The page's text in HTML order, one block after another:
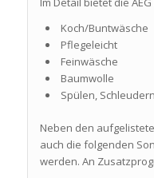
Koch/Buntwäsche
Pflegeleicht
Feinwäsche
Baumwolle
Spülen, Schleudern
Neben den
auch die folgenden
werden. An